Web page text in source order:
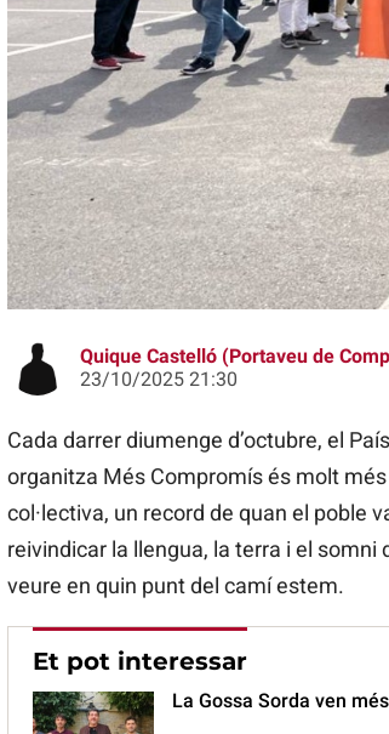
L'Aplec del Puig
Quique Castelló (Portaveu de
23/10/2025 21:30
Cada darrer diumenge d’octubre, el
organitza Més Compromís és molt
col·lectiva, un record de quan el poble
reivindicar la llengua, la terra i el somni
veure en quin punt del camí estem.
Et pot interessar
La Gossa Sorda ven